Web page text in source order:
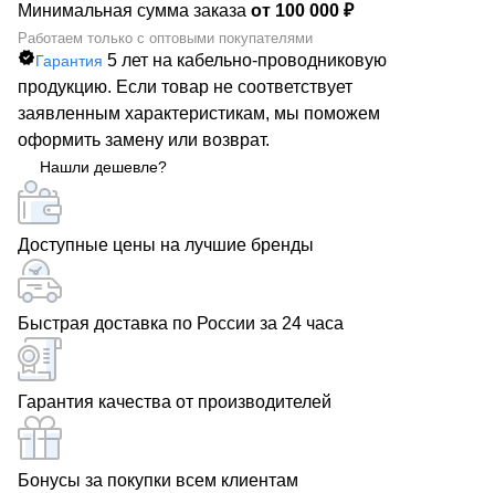
Минимальная сумма заказа от 100 000 ₽
Работаем только с оптовыми покупателями
Гарантия 5 лет на кабельно-проводниковую
продукцию. Если товар не соответствует
заявленным характеристикам, мы поможем
оформить замену или возврат.
Нашли дешевле?
Доступные цены на лучшие бренды
Быстрая доставка по России за 24 часа
Гарантия качества от производителей
Бонусы за покупки всем клиентам